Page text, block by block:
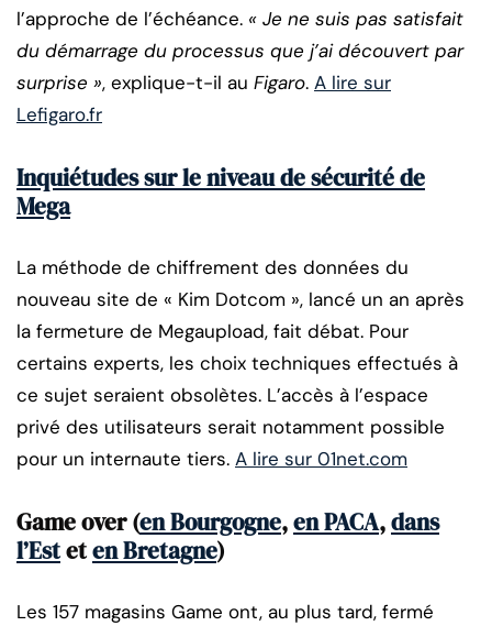
l’approche de l’échéance. « Je ne suis pas satisfait
du démarrage du processus que j’ai découvert par
surprise », explique-t-il au Figaro. A lire sur
Lefigaro.fr
Inquiétudes sur le niveau de sécurité de
Mega
La méthode de chiffrement des données du
nouveau site de « Kim Dotcom », lancé un an après
la fermeture de Megaupload, fait débat. Pour
certains experts, les choix techniques effectués à
ce sujet seraient obsolètes. L’accès à l’espace
privé des utilisateurs serait notamment possible
pour un internaute tiers. A lire sur 01net.com
Game over (en Bourgogne,en PACA,dans
l’Esteten Bretagne)
Les 157 magasins Game ont, au plus tard, fermé